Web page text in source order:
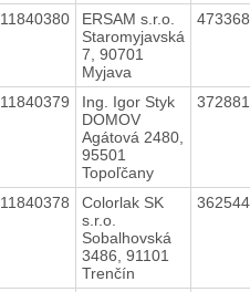
11840380
ERSAM s.r.o.
Staromyjavská
7, 90701
Myjava
11840379
Ing. Igor Styk
DOMOV
Agátová 2480,
95501
Topoľčany
11840378
Colorlak SK
s.r.o.
Sobalhovská
3486, 91101
Trenčín